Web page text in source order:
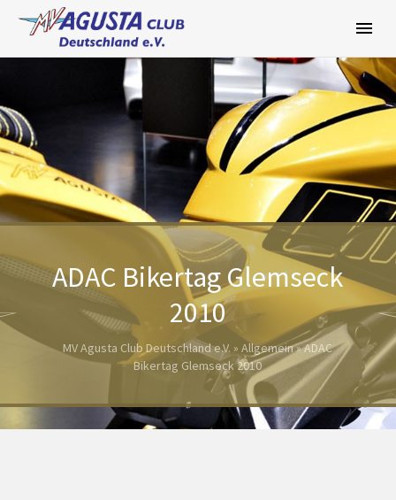
Inhalt
springen
ADAC Bikertag Glemseck
2010
MV Agusta Club Deutschland e.V. »Allgemein»ADAC
Bikertag Glemseck 2010